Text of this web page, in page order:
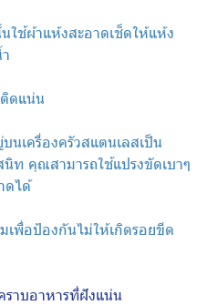
ช้ผ้าแห้งสะอาดเช็ดให้แห้ง
ดแน่น
เครื่องครัวสแตนเลสเป็น
ท คุณสามารถใช้แปรงขัดเบาๆ
ดได้
เพื่อป้องกันไม่ให้เกิดรอยขีด
าบอาหารที่ฝังแน่น